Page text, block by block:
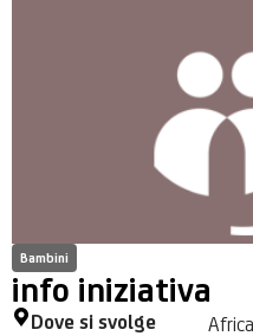
Bambini
info iniziativa
Dove si svolge Africa